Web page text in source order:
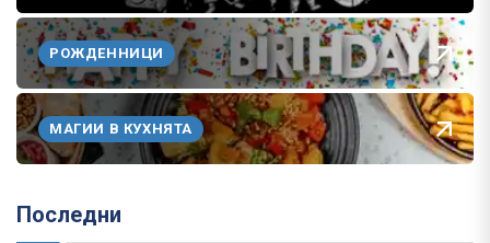
РОЖДЕННИЦИ
МАГИИ В КУХНЯТА
Последни